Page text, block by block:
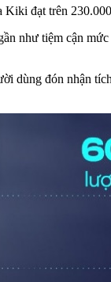
đạt trên
như tiệm cận
dùng đón nhận